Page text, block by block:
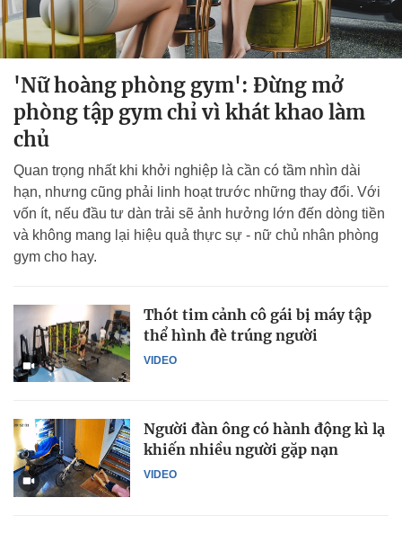
'Nữ hoàng phòng gym': Đừng mở
phòng tập gym chỉ vì khát khao làm
chủ
Quan trọng nhất khi khởi nghiệp là cần có tầm nhìn dài
hạn, nhưng cũng phải linh hoạt trước những thay đổi. Với
vốn ít, nếu đầu tư dàn trải sẽ ảnh hưởng lớn đến dòng tiền
và không mang lại hiệu quả thực sự - nữ chủ nhân phòng
gym cho hay.
VIDEO
Thót tim cảnh cô gái bị máy tập
thể hình đè trúng người
VIDEO
Người đàn ông có hành động kì lạ
khiến nhiều người gặp nạn